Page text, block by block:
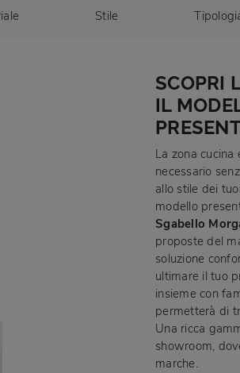
Stile
SCOPRI
IL
La zona
necessario
allo stile dei
modello
Sgabello
proposte del
soluzione
ultimare il tuo
insieme con
permetterà di
Una ricca
showroom,
marche.